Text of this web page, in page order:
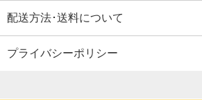
配送方法･送料について
プライバシーポリシー